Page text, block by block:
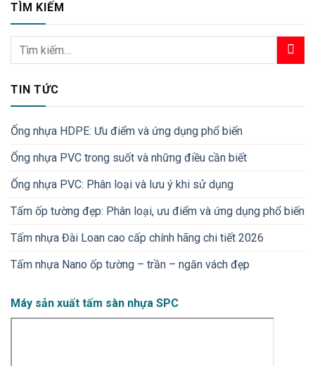
TÌM KIẾM
TIN TỨC
Ống nhựa HDPE: Ưu điểm và ứng dụng phổ biến
Ống nhựa PVC trong suốt và những điều cần biết
Ống nhựa PVC: Phân loại và lưu ý khi sử dụng
Tấm ốp tường đẹp: Phân loại, ưu điểm và ứng dụng phổ biến
Tấm nhựa Đài Loan cao cấp chính hãng chi tiết 2026
Tấm nhựa Nano ốp tường – trần – ngăn vách đẹp
Máy sản xuất tấm sàn nhựa SPC